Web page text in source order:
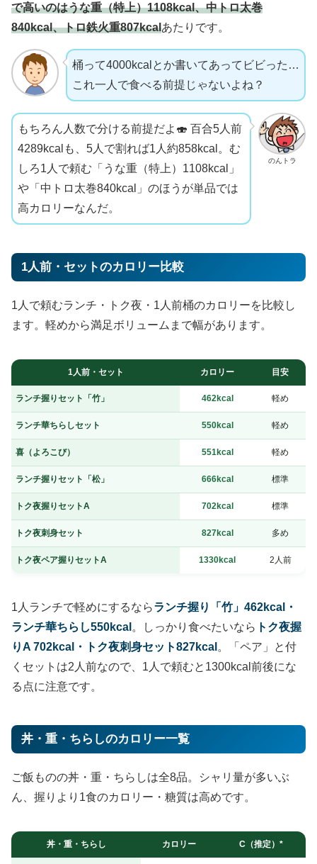
で高いのはうな重（特上）1108kcal、中トロ太巻
840kcal、トロ鉄火重807kcalあたりです。
桶って4000kcalとか書いてあってビビった…
これ一人で食べる前提じゃないよね？
のんトラ
もちろん人数で分ける前提だよ🍣 百合5人前
4289kcalも、5人で割れば1人約858kcal。む
しろ1人で頼む「うな重（特上）1108kcal」
や「中トロ太巻840kcal」のほうが単品では
高カロリーなんだ。
1人前・セットのカロリー比較
1人で頼むランチ・トク夜・1人前桶のカロリーを比較し
ます。軽めから満足ボリュームまで幅があります。
1人前・セット カロリー 目安
ランチ握りセット「竹」 462kcal 軽め
ランチ華ちらしセット 550kcal 軽め
喜（よろこび） 551kcal 軽め
ランチ握りセット「松」 666kcal 標準
トク夜握りセットA 702kcal 標準
トク夜刺身セット 827kcal 多め
トク夜ペア握りセットA 1330kcal 2人前
1人ランチで軽めにするならランチ握り「竹」462kcal・
ランチ華ちらし550kcal 。しっかり食べたいなら トク夜握
りA 702kcal・トク夜刺身セット827kcal 。「ペア」と付
くセットは2人前なので、1人で頼むと1300kcal前後にな
る点に注意です。
丼・重・ちらしのカロリー一覧
ご飯ものの丼・重・ちらしは全8品。シャリ量が多いぶ
ん、握りより1食のカロリー・糖質は高めです。
丼・重・ちらし カロリー C（推定）*